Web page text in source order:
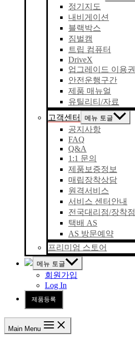
정기지도
내비게이션
블랙박스
짐벌캠
트립 컴퓨터
DriveX
업그레이드 이용권
안전운행구간
제품 매뉴얼
유틸리티/자료
고객센터
메뉴 토글
공지사항
FAQ
Q&A
1:1 문의
제품보증정보
매립장착상담
원격서비스
서비스 센터안내
전국대리점/장착
택배 AS
AS 방문예약
프리미엄 스토어
메뉴 토글
회원가입
Log In
제품등록
Main Menu